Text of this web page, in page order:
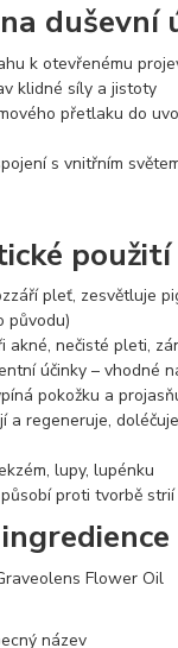
duševní
k otevřenému
klidné síly a jistoty
přetlaku do
s vnitřním
použití
pleť, zesvětluje
původu)
akné, nečisté pleti,
účinky – vhodné
pokožku a
a regeneruje,
lupy, lupénku
proti tvorbě strií
Flower Oil
název